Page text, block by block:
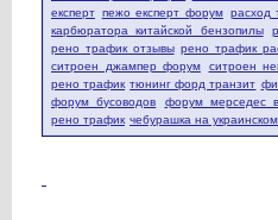
експерт пежо експерт форум расход
карбюратора китайской бензопилы
рено трафик отзывы рено трафик
ситроен джампер форум
ситроен
рено трафик тюнинг форд транзит
форум бусоводов
форум мерседес
рено трафик чебурашка на украинском